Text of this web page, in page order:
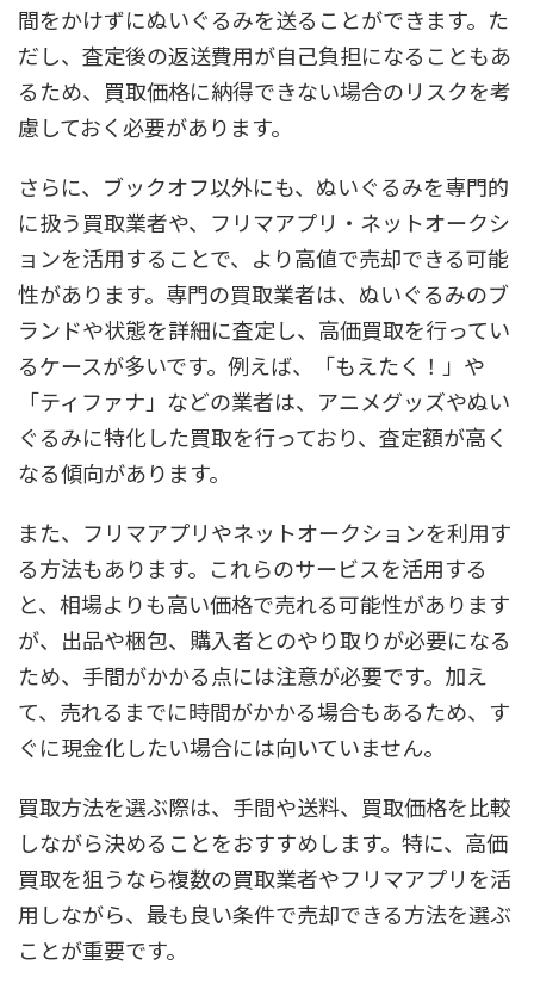
間をかけずにぬいぐるみを送ることができます。た
だし、査定後の返送費用が自己負担になることもあ
るため、買取価格に納得できない場合のリスクを考
慮しておく必要があります。
さらに、ブックオフ以外にも、ぬいぐるみを専門的
に扱う買取業者や、フリマアプリ・ネットオークシ
ョンを活用することで、より高値で売却できる可能
性があります。専門の買取業者は、ぬいぐるみのブ
ランドや状態を詳細に査定し、高価買取を行ってい
るケースが多いです。例えば、「もえたく！」や
「ティファナ」などの業者は、アニメグッズやぬい
ぐるみに特化した買取を行っており、査定額が高く
なる傾向があります。
また、フリマアプリやネットオークションを利用す
る方法もあります。これらのサービスを活用する
と、相場よりも高い価格で売れる可能性があります
が、出品や梱包、購入者とのやり取りが必要になる
ため、手間がかかる点には注意が必要です。加え
て、売れるまでに時間がかかる場合もあるため、す
ぐに現金化したい場合には向いていません。
買取方法を選ぶ際は、手間や送料、買取価格を比較
しながら決めることをおすすめします。特に、高価
買取を狙うなら複数の買取業者やフリマアプリを活
用しながら、最も良い条件で売却できる方法を選ぶ
ことが重要です。